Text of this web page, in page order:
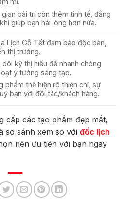
mĩ.
gian bài trí còn thêm tinh tế, đẳng
giúp bạn hài lòng hơn nữa.
Lịch Gỗ Tết đảm bảo độc bản,
thị trường.
kỹ thị hiếu để nhanh chóng
ý tưởng sáng tạo.
phẩm thể hiện rõ thiện chí, sự
bạn với đối tác/khách hàng.
cấp các tạo phẩm đẹp mắt,
so sánh xem so với đốc lịch
nên ưu tiên với bạn ngay